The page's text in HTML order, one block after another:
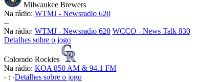
Milwaukee Brewers
Na rádio: WTMJ - Newsradio 620
--
Na rádio: WTMJ - Newsradio 620 WCCO - News Talk 830
Detalhes sobre o jogo
Colorado Rockies
Na rádio: KOA 850 AM & 94.1 FM
- : -Detalhes sobre o jogo